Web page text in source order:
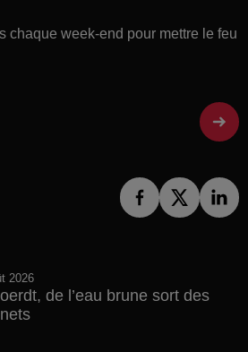
chaque week-end pour mettre le feu
2026
de l’eau brune sort des